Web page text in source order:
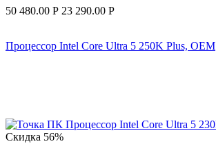
50 480.00 Р 23 290.00 Р
Процессор Intel Core Ultra 5 250K Plus, OEM
Скидка 56%